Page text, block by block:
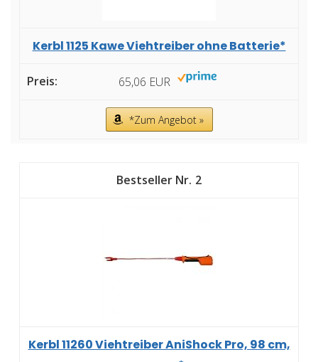
Kerbl 1125 Kawe Viehtreiber ohne Batterie*
65,06 EUR
*Zum Angebot »
2
Kerbl 11260 Viehtreiber AniShock Pro, 98 cm,